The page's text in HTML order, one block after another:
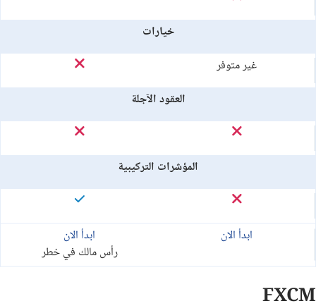
خيارات
غير متوفر
العقود الآجلة
المؤشرات التركيبية
ابدأ الان
ابدأ الان
رأس مالك في خطر
FXCM